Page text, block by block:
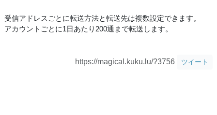
受信アドレスごとに転送方法と転送先は複数設定できます。
アカウントごとに1日あたり200通まで転送します。
https://magical.kuku.lu/?3756 ツイート